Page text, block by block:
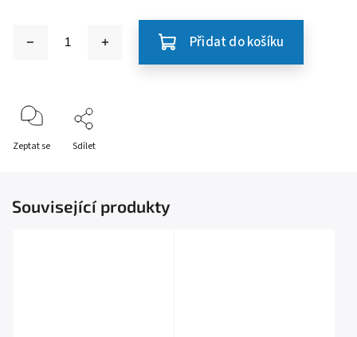
Přidat do košíku
Zeptat se Sdílet
Související produkty